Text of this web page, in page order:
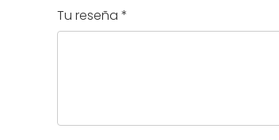
Tu reseña *